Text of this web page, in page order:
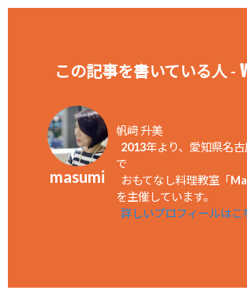
この記事を書いている人 -
masumi
帆﨑 升美
2013年より、愛知県名
で
おもてなし料理教室「
を主催しています。
詳しいプロフィールはこ